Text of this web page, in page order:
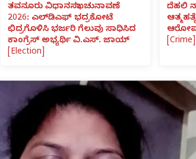
ತವನೂರು ವಿಧಾನಸಭಾ ಚುನಾವಣೆ
2026: ಎಲ್‌ಡಿಎಫ್ ಭದ್ರಕೋಟೆ
ಛಿದ್ರಗೊಳಿಸಿ ಭರ್ಜರಿ ಗೆಲುವು ಸಾಧಿಸಿದ
ಕಾಂಗ್ರೆಸ್ ಅಭ್ಯರ್ಥಿ ವಿ.ಎಸ್. ಜಾಯ್
[Election]
ದೆಹಲಿ
[Crime]